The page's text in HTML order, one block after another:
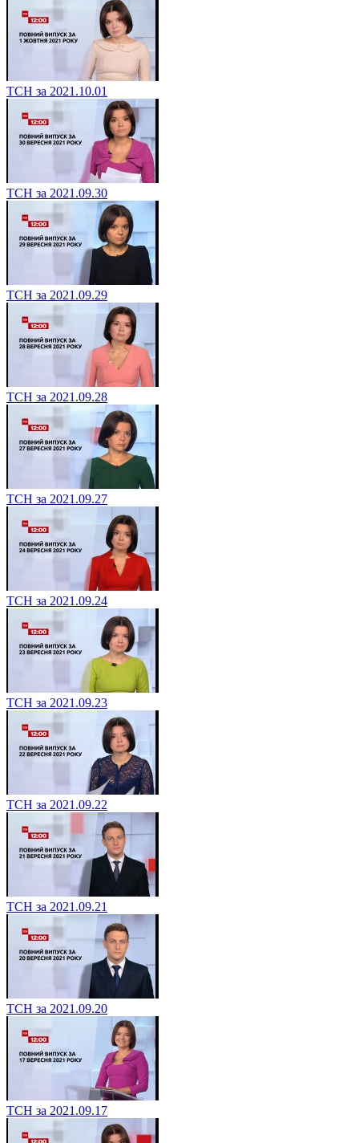
ТСН за 2021.10.01
ТСН за 2021.09.30
ТСН за 2021.09.29
ТСН за 2021.09.28
ТСН за 2021.09.27
ТСН за 2021.09.24
ТСН за 2021.09.23
ТСН за 2021.09.22
ТСН за 2021.09.21
ТСН за 2021.09.20
ТСН за 2021.09.17